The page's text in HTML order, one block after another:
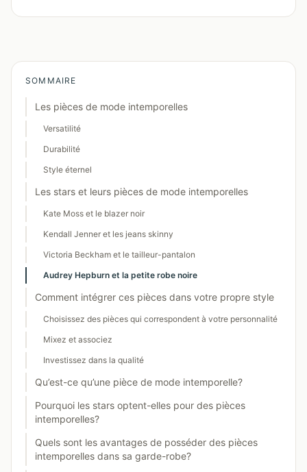
SOMMAIRE
Les pièces de mode intemporelles
Versatilité
Durabilité
Style éternel
Les stars et leurs pièces de mode intemporelles
Kate Moss et le blazer noir
Kendall Jenner et les jeans skinny
Victoria Beckham et le tailleur-pantalon
Audrey Hepburn et la petite robe noire
Comment intégrer ces pièces dans votre propre style
Choisissez des pièces qui correspondent à votre personnalité
Mixez et associez
Investissez dans la qualité
Qu’est-ce qu’une pièce de mode intemporelle?
Pourquoi les stars optent-elles pour des pièces
intemporelles?
Quels sont les avantages de posséder des pièces
intemporelles dans sa garde-robe?